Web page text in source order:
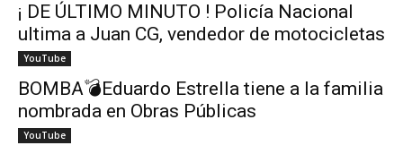
¡ DE ÚLTIMO MINUTO ! Policía Nacional
ultima a Juan CG, vendedor de motocicletas
YouTube
BOMBA💣Eduardo Estrella tiene a la familia
nombrada en Obras Públicas
YouTube